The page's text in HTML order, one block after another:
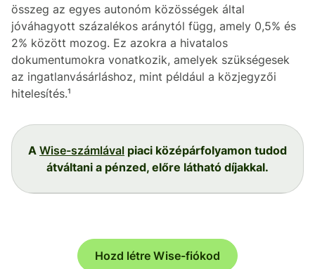
összeg az egyes autonóm közösségek által
jóváhagyott százalékos aránytól függ, amely 0,5% és
2% között mozog. Ez azokra a hivatalos
dokumentumokra vonatkozik, amelyek szükségesek
az ingatlanvásárláshoz, mint például a közjegyzői
hitelesítés.¹
A Wise-számlával piaci középárfolyamon tudod
átváltani a pénzed, előre látható díjakkal.
Hozd létre Wise-fiókod